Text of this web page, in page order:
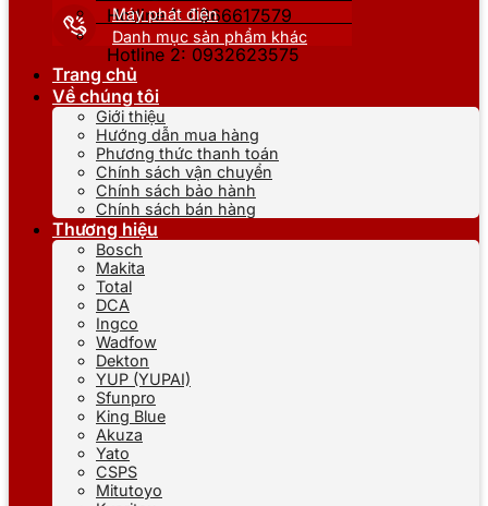
Hotline 1: 0866617579
Hotline 2: 0932623575
Máy phát điện
Danh mục sản phẩm khác
Trang chủ
Về chúng tôi
Giới thiệu
Hướng dẫn mua hàng
Phương thức thanh toán
Chính sách vận chuyển
Chính sách bảo hành
Chính sách bán hàng
Thương hiệu
Bosch
Makita
Total
DCA
Ingco
Wadfow
Dekton
YUP (YUPAI)
Sfunpro
King Blue
Akuza
Yato
CSPS
Mitutoyo